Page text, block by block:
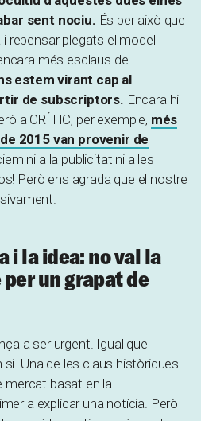
sent nociu. És per això que
repensar plegats el model
més esclaus de
estem virant cap al
de subscriptors. Encara hi
a CRÍTIC, per exemple, més
2015 van provenir de
ni a la publicitat ni a les
Però ens agrada que el nostre
i la idea: no val la
un grapat de
a ser urgent. Igual que
Una de les claus històriques
mercat basat en la
a explicar una notícia. Però